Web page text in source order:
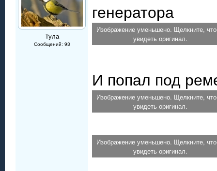
Тула
Сообщений: 93
генератора
Изображение уменьшено. Щелкните,
увидеть оригинал.
И попал под
Изображение уменьшено. Щелкните,
увидеть оригинал.
Изображение уменьшено. Щелкните,
увидеть оригинал.